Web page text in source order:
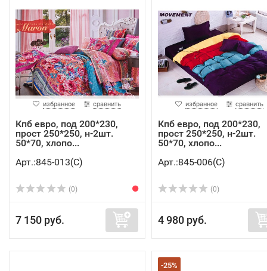
избранное сравнить
Кпб евро, под 200*230,
прост 250*250, н-2шт.
50*70, хлопо...
Арт.:845-013(C)
(0)
7 150 руб.
избранное сравнить
Кпб евро, под 200*230,
прост 250*250, н-2шт.
50*70, хлопо...
Арт.:845-006(C)
(0)
4 980 руб.
-25%